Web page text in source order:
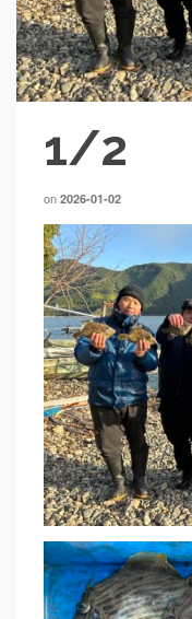
1/2
on 2026-01-02